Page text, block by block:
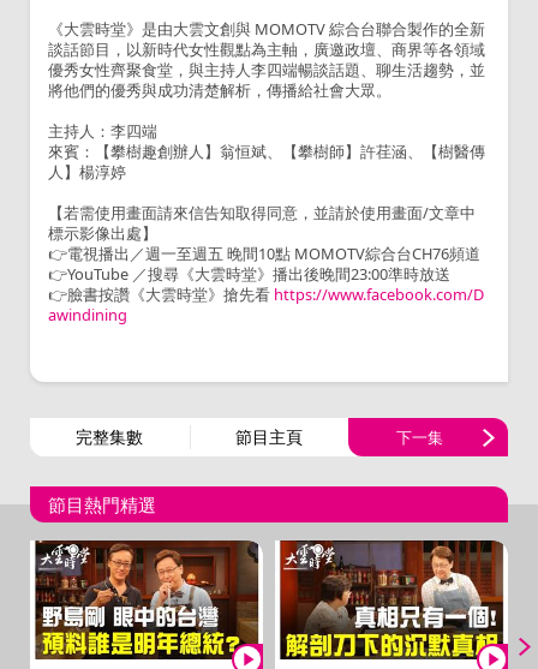
《大雲時堂》是由大雲文創與 MOMOTV 綜合台聯合製作的全新
談話節目，以新時代女性觀點為主軸，廣邀政壇、商界等各領域
優秀女性齊聚食堂，與主持人李四端暢談話題、聊生活趨勢，並
將他們的優秀與成功清楚解析，傳播給社會大眾。
主持人：李四端
來賓：【攀樹趣創辦人】翁恒斌、【攀樹師】許荏涵、【樹醫傳
人】楊淳婷
【若需使用畫面請來信告知取得同意，並請於使用畫面/文章中
標示影像出處】
👉電視播出／週一至週五 晚間10點 MOMOTV綜合台CH76頻道
👉YouTube ／搜尋《大雲時堂》播出後晚間23:00準時放送
👉臉書按讚《大雲時堂》搶先看 https://www.facebook.com/D
awindining
完整集數 節目主頁 下一集
節目熱門精選